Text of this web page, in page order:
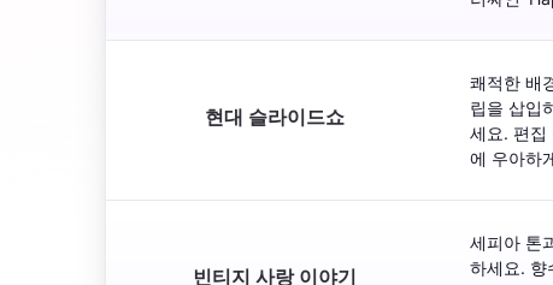
현대 슬라이드쇼
쾌적한 배
립을 삽입
세요. 편집
에 우아하
빈티지 사랑 이야기
세피아 톤
하세요. 향